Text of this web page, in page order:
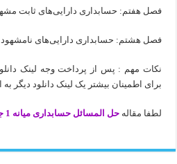
فصل هفتم: حسابداری دارایی‌های ثابت
فصل هشتم: حسابداری دارایی‌های نامشهود
نکات مهم : پس از پرداخت وجه لینک
برای اطمینان بیشتر یک لینک دانلود دیگر
لطفا مقالهحل المسائل حسابداری میانه 1 جمشید اسکندری